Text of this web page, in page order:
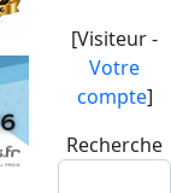
[Visiteur -
Votre
compte]
Recherche